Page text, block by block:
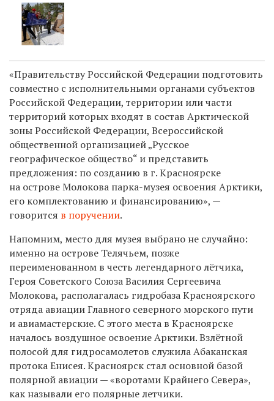
«Правительству Российской Федерации подготовить
совместно с исполнительными органами субъектов
Российской Федерации, территории или части
территорий которых входят в состав Арктической
зоны Российской Федерации, Всероссийской
общественной организацией „Русское
географическое общество“ и представить
предложения: по созданию в г. Красноярске
на острове Молокова парка-музея освоения Арктики,
его комплектованию и финансированию», —
говорится в поручении.
Напомним, место для музея выбрано не случайно:
именно на острове Телячьем, позже
переименованном в честь легендарного лётчика,
Героя Советского Союза Василия Сергеевича
Молокова, располагалась гидробаза Красноярского
отряда авиации Главного северного морского пути
и авиамастерские. С этого места в Красноярске
началось воздушное освоение Арктики. Взлётной
полосой для гидросамолетов служила Абаканская
протока Енисея. Красноярск стал основной базой
полярной авиации — «воротами Крайнего Севера»,
как называли его полярные летчики.